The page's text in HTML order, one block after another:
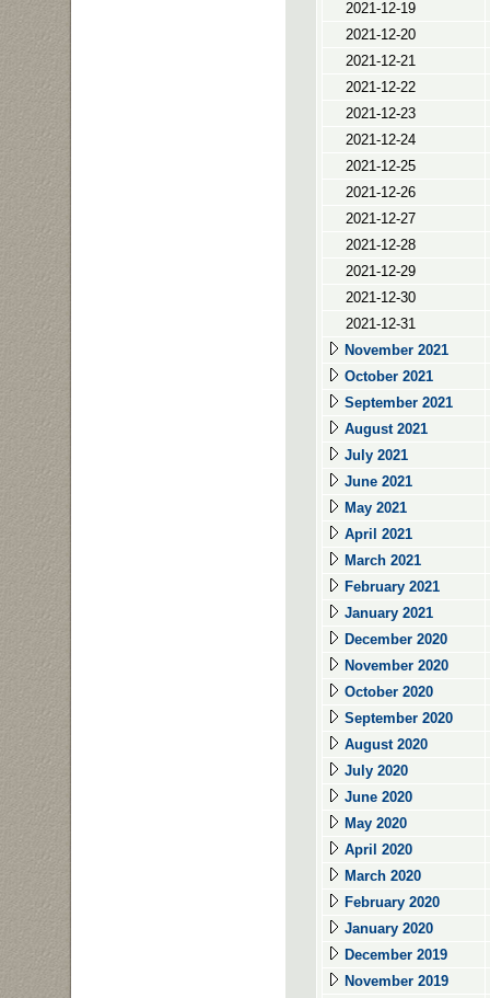
2021-12-19
2021-12-20
2021-12-21
2021-12-22
2021-12-23
2021-12-24
2021-12-25
2021-12-26
2021-12-27
2021-12-28
2021-12-29
2021-12-30
2021-12-31
November 2021
October 2021
September 2021
August 2021
July 2021
June 2021
May 2021
April 2021
March 2021
February 2021
January 2021
December 2020
November 2020
October 2020
September 2020
August 2020
July 2020
June 2020
May 2020
April 2020
March 2020
February 2020
January 2020
December 2019
November 2019